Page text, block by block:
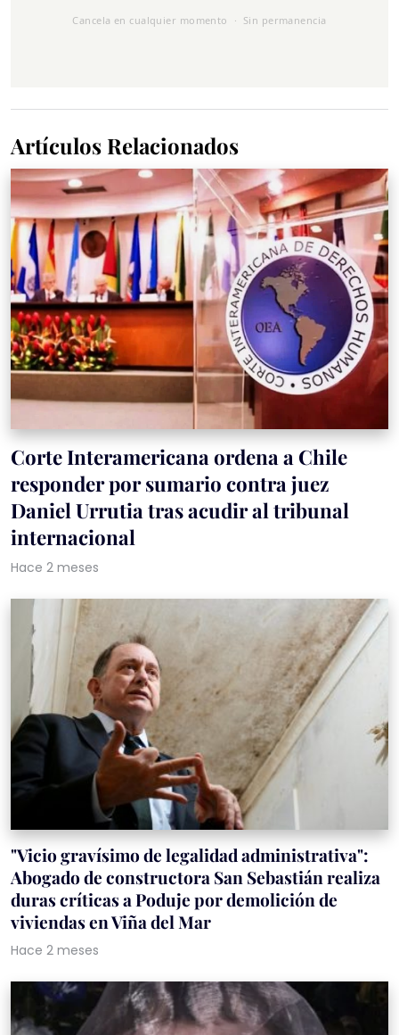
Cancela en cualquier momento · Sin permanencia
Artículos Relacionados
Corte Interamericana ordena a Chile
responder por sumario contra juez
Daniel Urrutia tras acudir al tribunal
internacional
Hace 2 meses
"Vicio gravísimo de legalidad administrativa":
Abogado de constructora San Sebastián realiza
duras críticas a Poduje por demolición de
viviendas en Viña del Mar
Hace 2 meses